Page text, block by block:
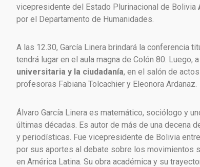
vicepresidente del Estado Plurinacional de Bolivia
por el Departamento de Humanidades.
A las 12.30, García Linera brindará la conferencia
tendrá lugar en el aula magna de Colón 80. Luego,
universitaria y la ciudadanía, en el salón de
profesoras Fabiana Tolcachier y Eleonora Ardanaz.
Álvaro García Linera es matemático, sociólogo y
últimas décadas. Es autor de más de una decena
y periodísticas. Fue vicepresidente de Bolivia
por sus aportes al debate sobre los movimientos
en América Latina. Su obra académica y su